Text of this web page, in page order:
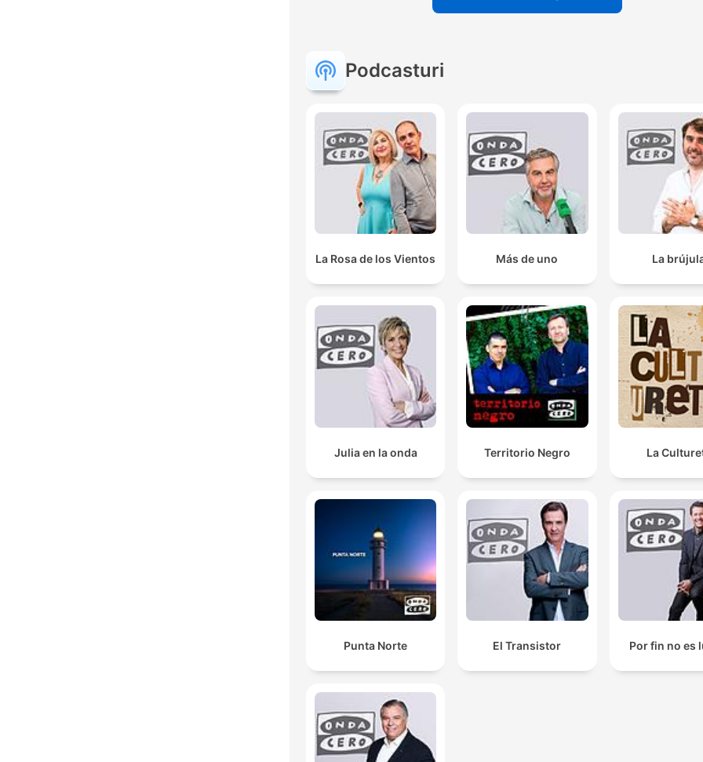
Podcasturi
La Rosa de los Vientos Más de uno La
Julia en la onda Territorio Negro La
Punta Norte El Transistor Por fin no es